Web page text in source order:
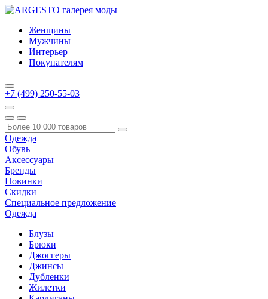
Женщины
Мужчины
Интерьер
Покупателям
+7 (499) 250-55-03
Одежда
Обувь
Аксессуары
Бренды
Новинки
Скидки
Специальное предложение
Одежда
Блузы
Брюки
Джоггеры
Джинсы
Дубленки
Жилетки